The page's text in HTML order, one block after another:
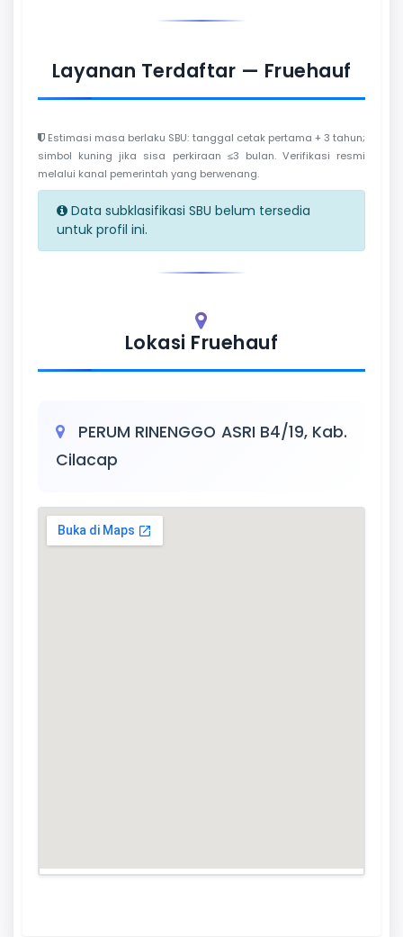
Layanan Terdaftar — Fruehauf
Estimasi masa berlaku SBU: tanggal cetak pertama + 3 tahun;
simbol kuning jika sisa perkiraan ≤3 bulan. Verifikasi resmi
melalui kanal pemerintah yang berwenang.
Data subklasifikasi SBU belum tersedia
untuk profil ini.
Lokasi Fruehauf
PERUM RINENGGO ASRI B4/19, Kab.
Cilacap